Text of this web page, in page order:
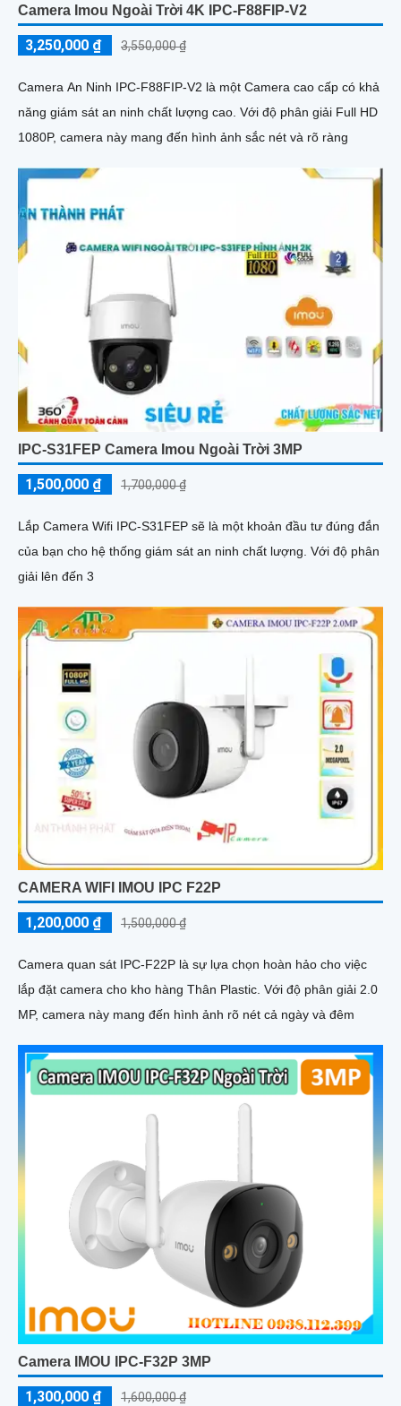
Camera Imou Ngoài Trời 4K IPC-F88FIP-V2
3,250,000 ₫ 3,550,000 ₫
Camera An Ninh IPC-F88FIP-V2 là một Camera cao cấp có khả
năng giám sát an ninh chất lượng cao. Với độ phân giải Full HD
1080P, camera này mang đến hình ảnh sắc nét và rõ ràng
IPC-S31FEP Camera Imou Ngoài Trời 3MP
1,500,000 ₫ 1,700,000 ₫
Lắp Camera Wifi IPC-S31FEP sẽ là một khoản đầu tư đúng đắn
của bạn cho hệ thống giám sát an ninh chất lượng. Với độ phân
giải lên đến 3
CAMERA WIFI IMOU IPC F22P
1,200,000 ₫ 1,500,000 ₫
Camera quan sát IPC-F22P là sự lựa chọn hoàn hảo cho việc
lắp đặt camera cho kho hàng Thân Plastic. Với độ phân giải 2.0
MP, camera này mang đến hình ảnh rõ nét cả ngày và đêm
Camera IMOU IPC-F32P 3MP
1,300,000 ₫ 1,600,000 ₫